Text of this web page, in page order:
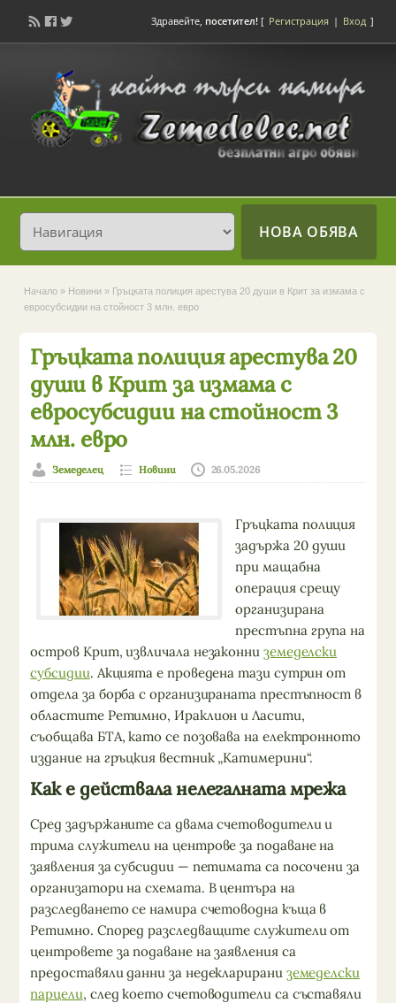
Здравейте, посетител! [ Регистрация | Вход ]
НОВА ОБЯВА
Начало » Новини » Гръцката полиция арестува 20 души в Крит за измама с
евросубсидии на стойност 3 млн. евро
Гръцката полиция арестува 20
души в Крит за измама с
евросубсидии на стойност 3
млн. евро
Земеделец Новини 26.05.2026
Гръцката полиция
задържа 20 души
при мащабна
операция срещу
организирана
престъпна група на
остров Крит, извличала незаконни земеделски
субсидии. Акцията е проведена тази сутрин от
отдела за борба с организираната престъпност в
областите Ретимно, Ираклион и Ласити,
съобщава БТА, като се позовава на електронното
издание на гръцкия вестник „Катимерини“.
Как е действала нелегалната мрежа
Сред задържаните са двама счетоводители и
трима служители на центрове за подаване на
заявления за субсидии — петимата са посочени за
организатори на схемата. В центъра на
разследването се намира счетоводна къща в
Ретимно. Според разследващите служители от
центровете за подаване на заявления са
предоставяли данни за недекларирани земеделски
парцели, след което счетоводители са съставяли